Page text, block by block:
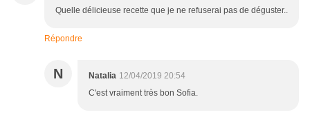
Quelle délicieuse recette que je ne refuserai pas de déguster..
Répondre
N Natalia 12/04/2019 20:54
C'est vraiment très bon Sofia.